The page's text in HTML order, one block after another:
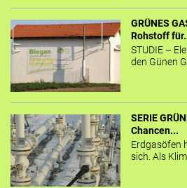
GRÜNES
Rohstoff
STUDIE –
den Günen
SERIE
Chancen...
Erdgasöfen
sich. Als